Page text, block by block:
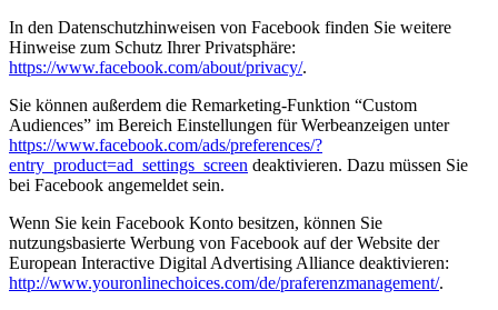
In den Datenschutzhinweisen von Facebook finden Sie weitere
Hinweise zum Schutz Ihrer Privatsphäre:
https://www.facebook.com/about/privacy/.
Sie können außerdem die Remarketing-Funktion “Custom
Audiences” im Bereich Einstellungen für Werbeanzeigen unter
https://www.facebook.com/ads/preferences/?
entry_product=ad_settings_screen deaktivieren. Dazu müssen Sie
bei Facebook angemeldet sein.
Wenn Sie kein Facebook Konto besitzen, können Sie
nutzungsbasierte Werbung von Facebook auf der Website der
European Interactive Digital Advertising Alliance deaktivieren:
http://www.youronlinechoices.com/de/praferenzmanagement/.